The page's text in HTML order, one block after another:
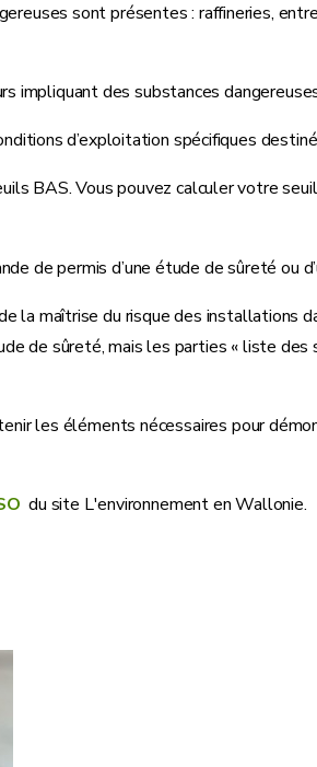
sont présentes : raffineries,
impliquant des substances
d’exploitation spécifiques
BAS. Vous pouvez calculer votre
de permis d’une étude de sûreté ou
la maîtrise du risque des installations
de sûreté, mais les parties « liste
les éléments nécessaires pour
du site L'environnement en Wallonie.